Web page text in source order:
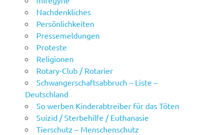
Nachdenkliches
Persönlichkeiten
Pressemeldungen
Proteste
Religionen
Rotary-Club / Rotarier
Schwangerschaftsabbruch – Liste –
Deutschland
So werben Kinderabtreiber für das Töten
Suizid / Sterbehilfe / Euthanasie
Tierschutz – Menschenschutz